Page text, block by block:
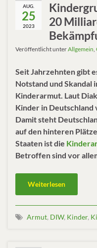
AUG.
25
2023
20
Veröffentlicht unterAllgemein,
Seit Jahrzehnten gibt
Notstand und Skandal
Kinderarmut. Laut
Kinder in
Damit steht
auf den hinteren
Staaten ist die
Betroffen sind vor
Weiterlesen
Armut, DIW, Kinder,